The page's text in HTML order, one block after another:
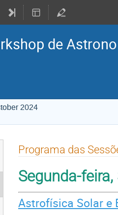
de
2024
Programa das
Segunda-
Astrofísica Solar e